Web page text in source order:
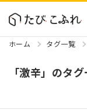
ホーム タグ一覧
「激辛」のタ